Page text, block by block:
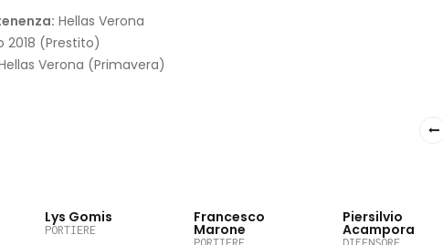
Hellas Verona
2018 (Prestito)
Verona (Primavera)
Lys Gomis
PORTIERE
Francesco
Marone
Piersilvio
Acampora